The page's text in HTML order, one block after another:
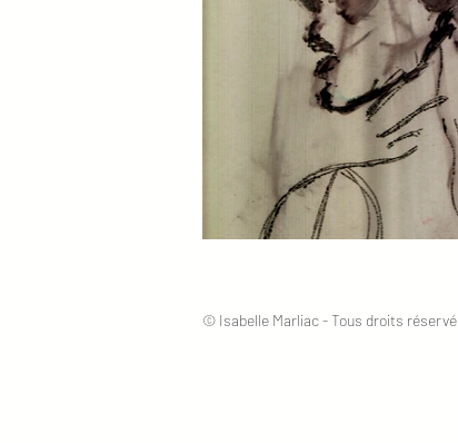
© Isabelle Marliac - Tous droits